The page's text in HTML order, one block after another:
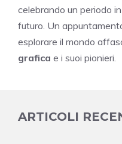
celebrando un periodo
futuro. Un
esplorare il mondo
grafica e i suoi pionieri.
ARTICOLI